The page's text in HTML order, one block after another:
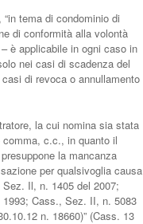
tema di condominio di
di conformità alla volontà
è applicabile in ogni caso in
nei casi di scadenza del
di revoca o annullamento
la cui nomina sia stata
c.c., in quanto il
la mancanza
per qualsivoglia causa
Il, n. 1405 del 2007;
Cass., Sez. II, n. 5083
n. 18660)” (Cass. 13